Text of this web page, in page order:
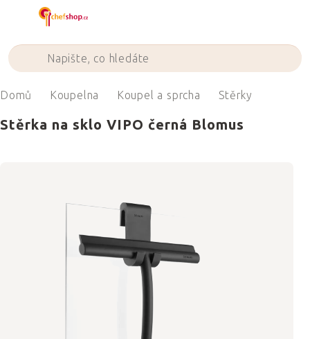
Domů Koupelna Koupel a sprcha Stěrky
Stěrka na sklo VIPO černá Blomus